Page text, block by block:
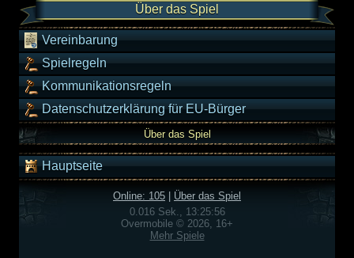
Über das Spiel
Vereinbarung
Spielregeln
Kommunikationsregeln
Datenschutzerklärung für EU-Bürger
Über das Spiel
Hauptseite
Online: 105
Über das Spiel
0.016 Sek., 13:25:56
Overmobile © 2026, 16+
Mehr Spiele